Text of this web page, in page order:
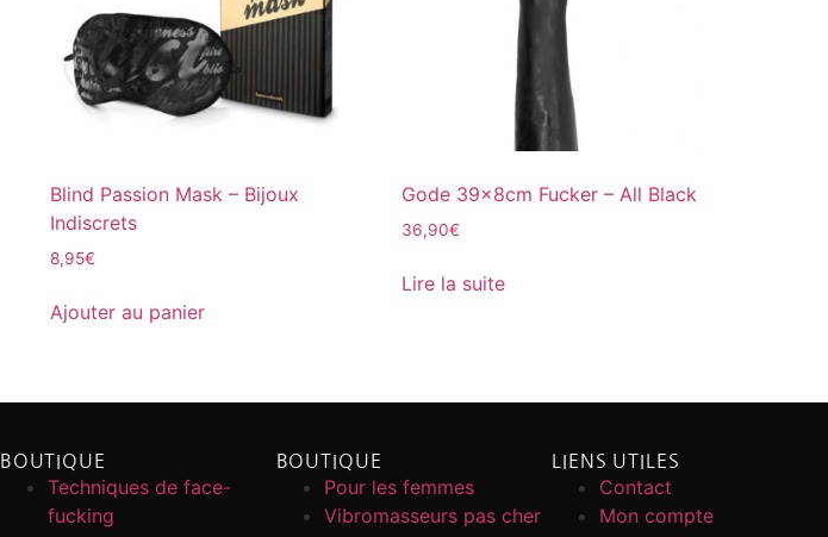
Blind Passion Mask – Bijoux
Indiscrets
8,95€
Ajouter au panier
Gode 39x8cm Fucker – All Black
36,90€
Lire la suite
BOUTIQUE
Techniques de face-
fucking
BOUTIQUE
Pour les femmes
Vibromasseurs pas cher
LIENS UTILES
Contact
Mon compte